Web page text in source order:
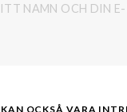
NAMN OCH DIN
OCKSÅ VARA